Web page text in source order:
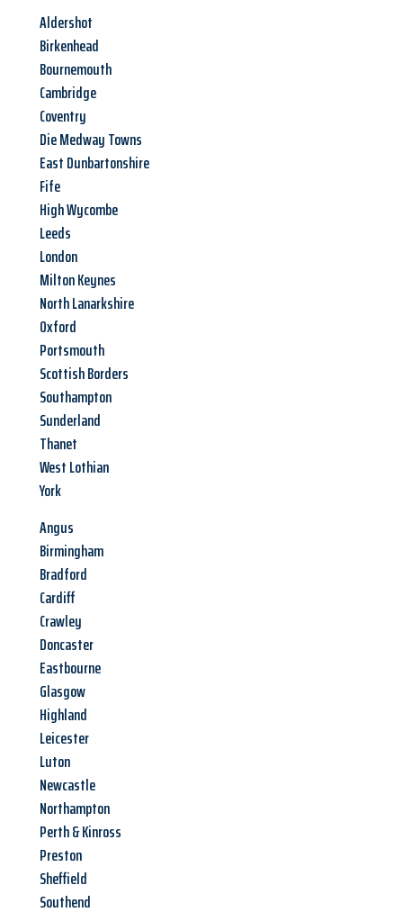
Aldershot
Birkenhead
Bournemouth
Cambridge
Coventry
Die Medway Towns
East Dunbartonshire
Fife
High Wycombe
Leeds
London
Milton Keynes
North Lanarkshire
Oxford
Portsmouth
Scottish Borders
Southampton
Sunderland
Thanet
West Lothian
York
Angus
Birmingham
Bradford
Cardiff
Crawley
Doncaster
Eastbourne
Glasgow
Highland
Leicester
Luton
Newcastle
Northampton
Perth & Kinross
Preston
Sheffield
Southend